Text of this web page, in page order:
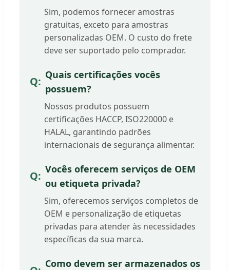
Sim, podemos fornecer amostras
gratuitas, exceto para amostras
personalizadas OEM. O custo do frete
deve ser suportado pelo comprador.
Quais certificações vocês
possuem?
Nossos produtos possuem
certificações HACCP, ISO220000 e
HALAL, garantindo padrões
internacionais de segurança alimentar.
Vocês oferecem serviços de OEM
ou etiqueta privada?
Sim, oferecemos serviços completos de
OEM e personalização de etiquetas
privadas para atender às necessidades
específicas da sua marca.
Como devem ser armazenados os